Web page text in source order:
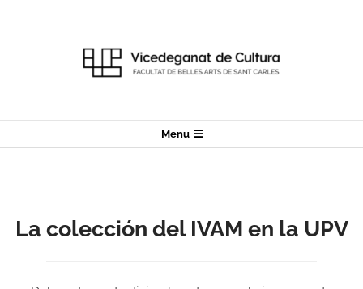
Navigation
Menu
La colección del IVAM en la UPV